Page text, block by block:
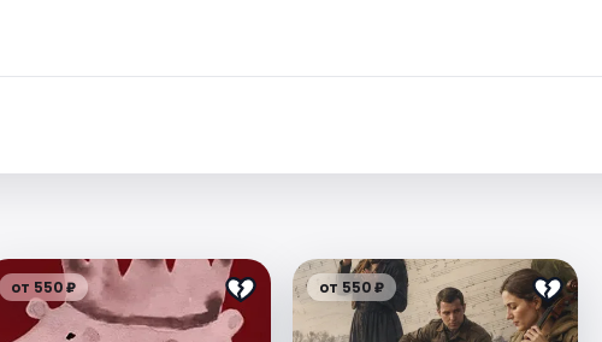
от 550 ₽ от 550 ₽